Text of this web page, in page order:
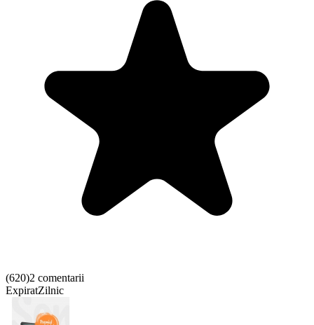
(620)2 comentarii
ExpiratZilnic